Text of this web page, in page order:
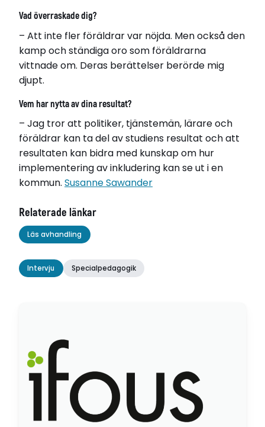
Vad överraskade dig?
– Att inte fler föräldrar var nöjda. Men också den
kamp och ständiga oro som föräldrarna
vittnade om. Deras berättelser berörde mig
djupt.
Vem har nytta av dina resultat?
– Jag tror att politiker, tjänstemän, lärare och
föräldrar kan ta del av studiens resultat och att
resultaten kan bidra med kunskap om hur
implementering av inkludering kan se ut i en
kommun. Susanne Sawander
Relaterade länkar
Läs avhandling
Intervju Specialpedagogik